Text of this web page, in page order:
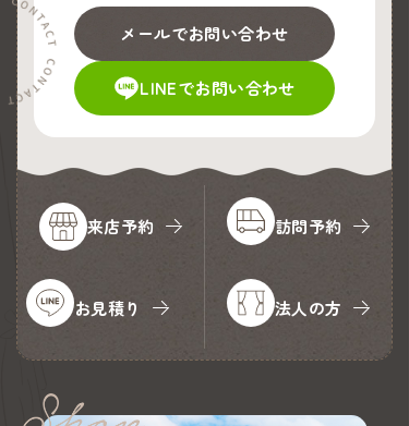
メールでお問い合わせ
LINEでお問い合わせ
来店予約 訪問予約
お見積り 法人の方